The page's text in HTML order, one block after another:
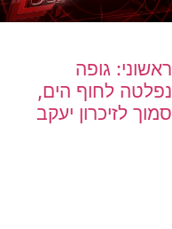
ראשוני: גופה
נפלטה לחוף הים,
סמוך לזיכרון יעקב